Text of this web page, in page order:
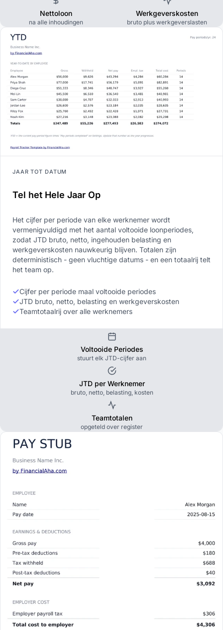
Nettoloon
na alle inhoudingen
Werkgeverskosten
bruto plus werkgeverslasten
JAAR TOT DATUM
Tel het Hele Jaar Op
Het cijfer per periode van elke werknemer wordt
vermenigvuldigd met het aantal voltooide loonperiodes,
zodat JTD bruto, netto, ingehouden belasting en
werkgeverskosten nauwkeurig blijven. Totalen zijn
deterministisch - geen vluchtige datums - en een totaalrij telt
het team op.
Cijfer per periode maal voltooide periodes
JTD bruto, netto, belasting en werkgeverskosten
Teamtotaalrij over alle werknemers
Voltooide Periodes
stuurt elk JTD-cijfer aan
JTD per Werknemer
bruto, netto, belasting, kosten
Teamtotalen
opgeteld over register